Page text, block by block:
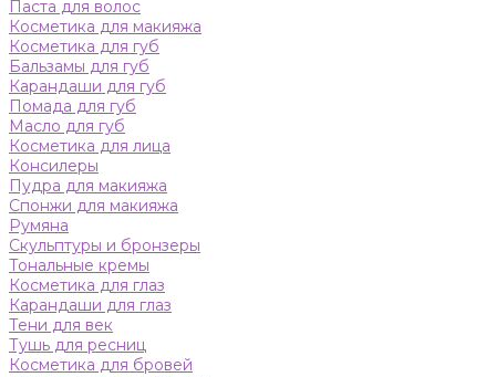
Паста для волос
Косметика для макияжа
Косметика для губ
Бальзамы для губ
Карандаши для губ
Помада для губ
Масло для губ
Косметика для лица
Консилеры
Пудра для макияжа
Спонжи для макияжа
Румяна
Скульптуры и бронзеры
Тональные кремы
Косметика для глаз
Карандаши для глаз
Тени для век
Тушь для ресниц
Косметика для бровей